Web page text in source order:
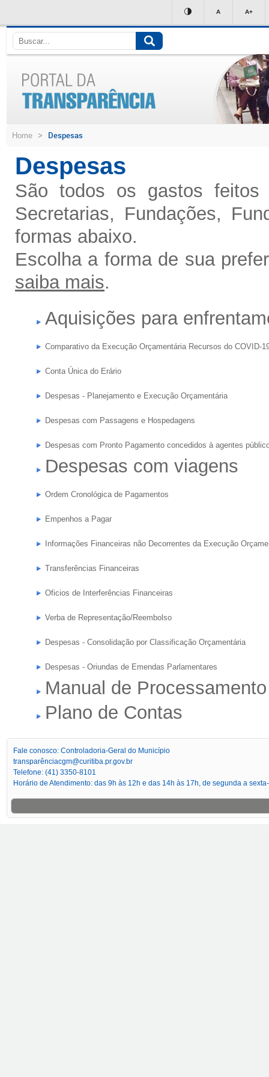
conteúdo
A A+
Home > Despesas
Despesas
São todos os gastos feitos
Secretarias, Fundações,
formas abaixo.
Escolha a forma de sua
saiba mais.
Aquisições para
Comparativo da Execução Orçamentária Recursos do COVID-
Conta Única do Erário
Despesas - Planejamento e Execução Orçamentária
Despesas com Passagens e Hospedagens
Despesas com Pronto Pagamento concedidos à agentes
Despesas com viagens
Ordem Cronológica de Pagamentos
Empenhos a Pagar
Informações Financeiras não Decorrentes da Execução
Transferências Financeiras
Oficios de Interferências Financeiras
Verba de Representação/Reembolso
Despesas - Consolidação por Classificação Orçamentária
Despesas - Oriundas de Emendas Parlamentares
Manual de
Plano de Contas
Fale conosco: Controladoria-Geral do Município
transparênciacgm@curitiba.pr.gov.br
Telefone: (41) 3350-8101
Horário de Atendimento: das 9h às 12h e das 14h às 17h, de segunda a